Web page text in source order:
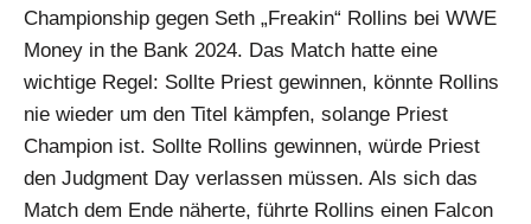
Championship gegen Seth „Freakin“ Rollins bei WWE
Money in the Bank 2024. Das Match hatte eine
wichtige Regel: Sollte Priest gewinnen, könnte Rollins
nie wieder um den Titel kämpfen, solange Priest
Champion ist. Sollte Rollins gewinnen, würde Priest
den Judgment Day verlassen müssen. Als sich das
Match dem Ende näherte, führte Rollins einen Falcon